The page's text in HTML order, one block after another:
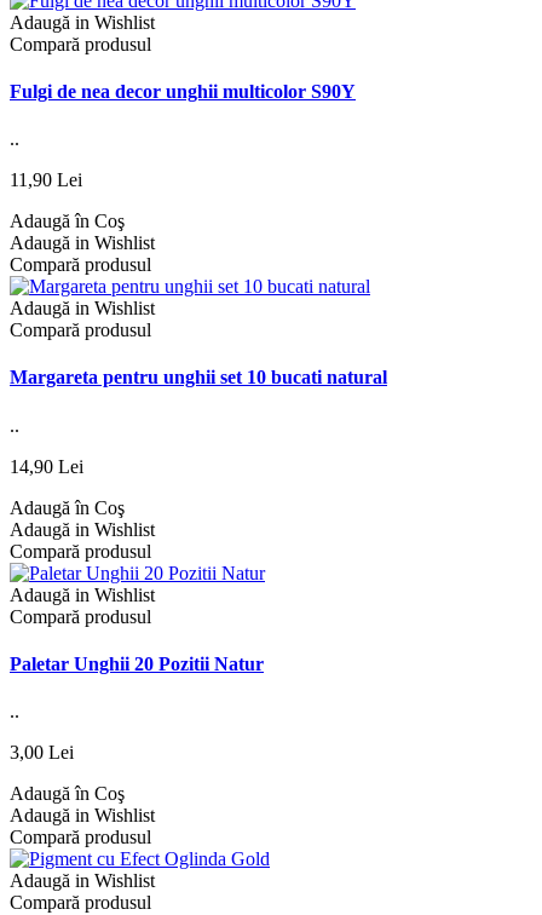
Adaugă in Wishlist
Compară produsul
Fulgi de nea decor unghii multicolor S90Y
..
11,90 Lei
Adaugă în Coş
Adaugă in Wishlist
Compară produsul
Adaugă in Wishlist
Compară produsul
Margareta pentru unghii set 10 bucati natural
..
14,90 Lei
Adaugă în Coş
Adaugă in Wishlist
Compară produsul
Adaugă in Wishlist
Compară produsul
Paletar Unghii 20 Pozitii Natur
..
3,00 Lei
Adaugă în Coş
Adaugă in Wishlist
Compară produsul
Adaugă in Wishlist
Compară produsul